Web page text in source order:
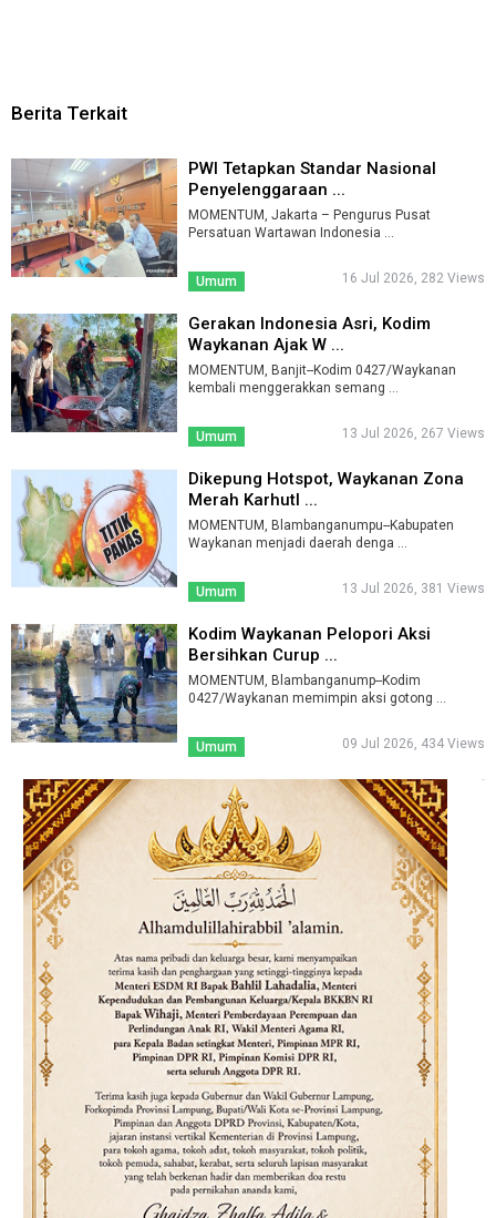
Berita Terkait
PWI Tetapkan Standar Nasional
Penyelenggaraan ...
MOMENTUM, Jakarta – Pengurus Pusat
Persatuan Wartawan Indonesia ...
Umum 16 Jul 2026, 282 Views
Gerakan Indonesia Asri, Kodim
Waykanan Ajak W ...
MOMENTUM, Banjit--Kodim 0427/Waykanan
kembali menggerakkan semang ...
Umum 13 Jul 2026, 267 Views
Dikepung Hotspot, Waykanan Zona
Merah Karhutl ...
MOMENTUM, Blambanganumpu--Kabupaten
Waykanan menjadi daerah denga ...
Umum 13 Jul 2026, 381 Views
Kodim Waykanan Pelopori Aksi
Bersihkan Curup ...
MOMENTUM, Blambanganump--Kodim
0427/Waykanan memimpin aksi gotong ...
Umum 09 Jul 2026, 434 Views